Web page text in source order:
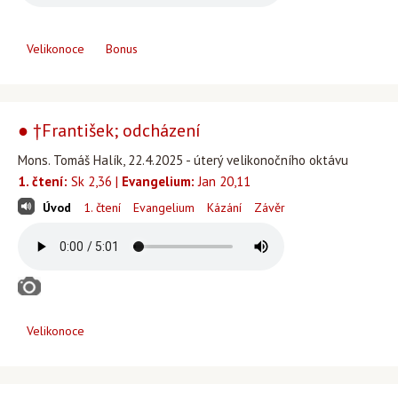
Velikonoce Bonus
● †František; odcházení
Mons. Tomáš Halík, 22.4.2025 - úterý velikonočního oktávu
1. čtení: Sk 2,36 | Evangelium: Jan 20,11
Úvod 1. čtení Evangelium Kázání Závěr
Velikonoce